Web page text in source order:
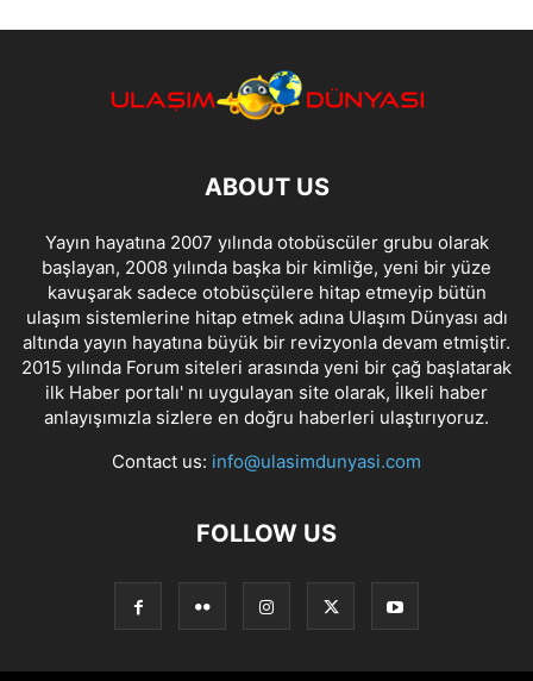
ABOUT US
Yayın hayatına 2007 yılında otobüscüler grubu olarak
başlayan, 2008 yılında başka bir kimliğe, yeni bir yüze
kavuşarak sadece otobüsçülere hitap etmeyip bütün
ulaşım sistemlerine hitap etmek adına Ulaşım Dünyası adı
altında yayın hayatına büyük bir revizyonla devam etmiştir.
2015 yılında Forum siteleri arasında yeni bir çağ başlatarak
ilk Haber portalı' nı uygulayan site olarak, İlkeli haber
anlayışımızla sizlere en doğru haberleri ulaştırıyoruz.
Contact us: info@ulasimdunyasi.com
FOLLOW US